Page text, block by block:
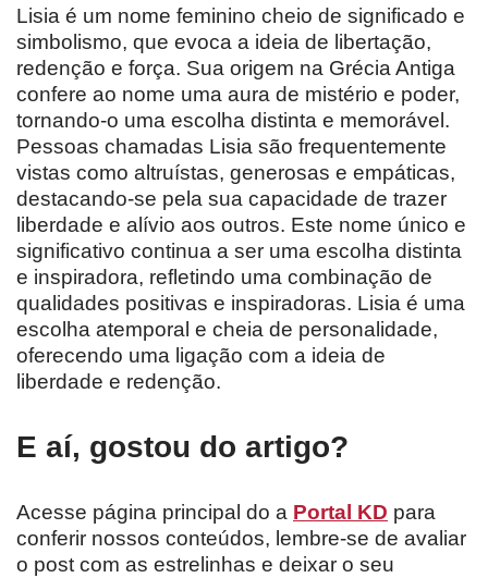
Lisia é um nome feminino cheio de significado e
simbolismo, que evoca a ideia de libertação,
redenção e força. Sua origem na Grécia Antiga
confere ao nome uma aura de mistério e poder,
tornando-o uma escolha distinta e memorável.
Pessoas chamadas Lisia são frequentemente
vistas como altruístas, generosas e empáticas,
destacando-se pela sua capacidade de trazer
liberdade e alívio aos outros. Este nome único e
significativo continua a ser uma escolha distinta
e inspiradora, refletindo uma combinação de
qualidades positivas e inspiradoras. Lisia é uma
escolha atemporal e cheia de personalidade,
oferecendo uma ligação com a ideia de
liberdade e redenção.
E aí, gostou do artigo?
Acesse página principal do a Portal KD para
conferir nossos conteúdos, lembre-se de avaliar
o post com as estrelinhas e deixar o seu